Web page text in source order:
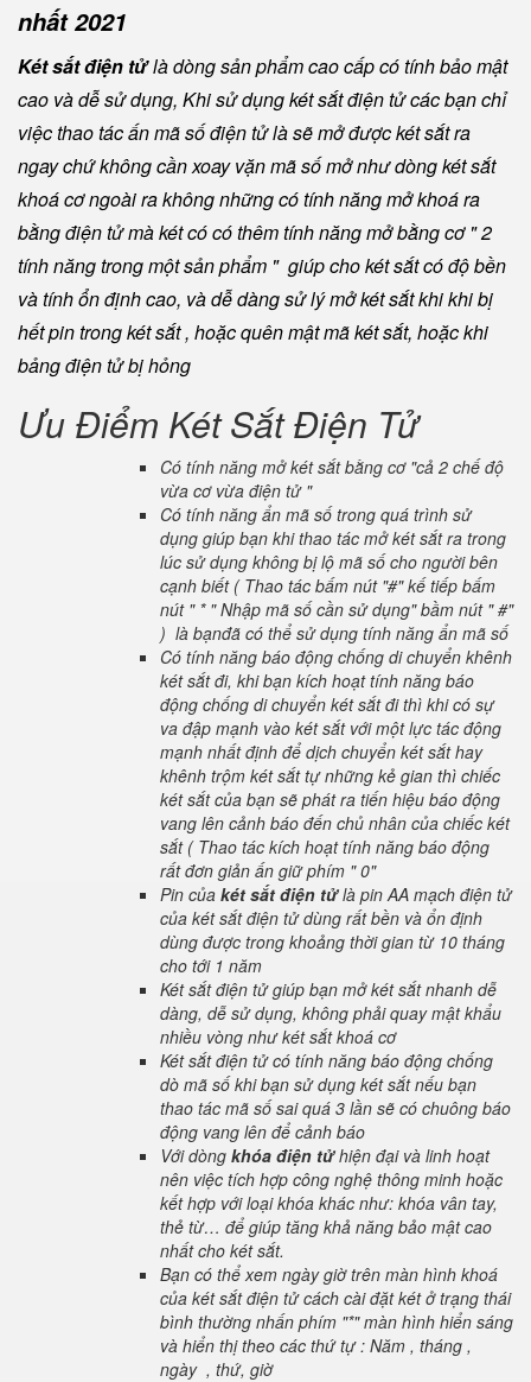
nhất 2021
Két sắt điện tửlà dòng sản phẩm cao cấp có tính bảo mật
cao và dễ sử dụng, Khi sử dụng két sắt điện tử các bạn chỉ
việc thao tác ấn mã số điện tử là sẽ mở được két sắt ra
ngay chứ không cần xoay vặn mã số mở như dòng két sắt
khoá cơ ngoài ra không những có tính năng mở khoá ra
bằng điện tử mà két có có thêm tính năng mở bằng cơ " 2
tính năng trong một sản phẩm " giúp cho két sắt có độ bền
và tính ổn định cao, và dễ dàng sử lý mở két sắt khi khi bị
hết pin trong két sắt , hoặc quên mật mã két sắt, hoặc khi
bảng điện tử bị hỏng
Ưu Điểm Két Sắt Điện Tử
Có tính năng mở két sắt bằng cơ "cả 2 chế độ
vừa cơ vừa điện tử "
Có tính năng ẩn mã số trong quá trình sử
dụng giúp bạn khi thao tác mở két sắt ra trong
lúc sử dụng không bị lộ mã số cho người bên
cạnh biết ( Thao tác bấm nút "#" kế tiếp bấm
nút " * " Nhập mã số cần sử dụng" bầm nút " #"
) là bạnđã có thể sử dụng tính năng ẩn mã số
Có tính năng báo động chống di chuyển khênh
két sắt đi, khi bạn kích hoạt tính năng báo
động chống di chuyển két sắt đi thì khi có sự
va đập mạnh vào két sắt với một lực tác động
mạnh nhất định để dịch chuyển két sắt hay
khênh trộm két sắt tự những kẻ gian thì chiếc
két sắt của bạn sẽ phát ra tiến hiệu báo động
vang lên cảnh báo đến chủ nhân của chiếc két
sắt ( Thao tác kích hoạt tính năng báo động
rất đơn giản ấn giữ phím " 0"
Pin của két sắt điện tửlà pin AA mạch điện tử
của két sắt điện tử dùng rất bền và ổn định
dùng được trong khoảng thời gian từ 10 tháng
cho tới 1 năm
Két sắt điện tử giúp bạn mở két sắt nhanh dễ
dàng, dễ sử dụng, không phải quay mật khẩu
nhiều vòng như két sắt khoá cơ
Két sắt điện tử có tính năng báo động chống
dò mã số khi bạn sử dụng két sắt nếu bạn
thao tác mã số sai quá 3 lần sẽ có chuông báo
động vang lên để cảnh báo
Với dòng khóa điện tửhiện đại và linh hoạt
nên việc tích hợp công nghệ thông minh hoặc
kết hợp với loại khóa khác như: khóa vân tay,
thẻ từ… để giúp tăng khả năng bảo mật cao
nhất cho két sắt.
Bạn có thể xem ngày giờ trên màn hình khoá
của két sắt điện tử cách cài đặt két ở trạng thái
bình thường nhấn phím "*" màn hình hiển sáng
và hiển thị theo các thứ tự : Năm , tháng ,
ngày , thứ, giờ